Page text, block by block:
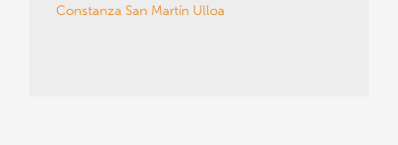
Constanza San Martín Ulloa